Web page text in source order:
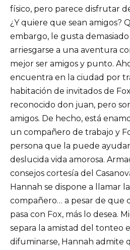
físico, pero parece disfrutar
¿Y quiere que sean amigos?
embargo, le gusta
arriesgarse a una aventura
mejor ser amigos y punto.
encuentra en la ciudad por
habitación de invitados de
reconocido don juan, pero
amigos. De hecho, está
un compañero de trabajo y
persona que la puede
deslucida vida amorosa.
consejos cortesía del
Hannah se dispone a llamar
compañero… a pesar de que
pasa con Fox, más lo desea.
separa la amistad del tonteo
difuminarse, Hannah admite